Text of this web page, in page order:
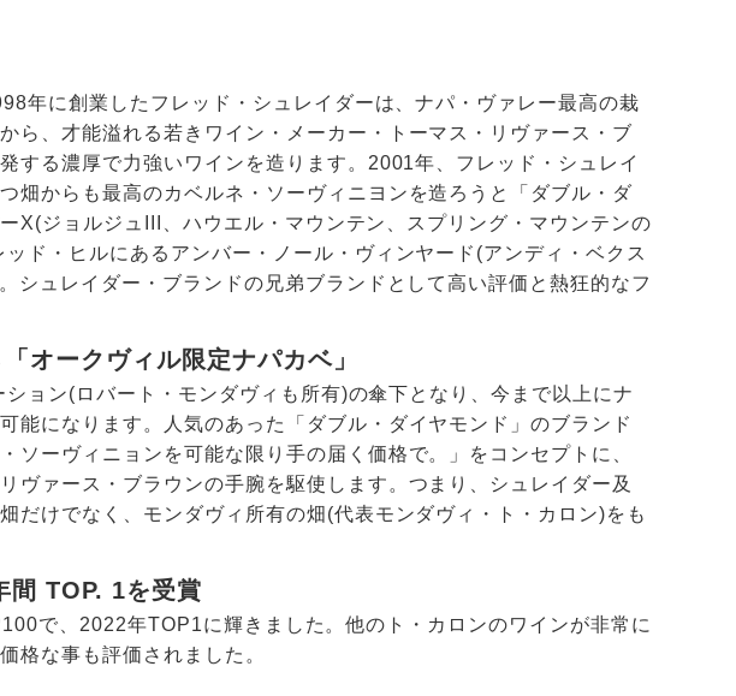
年に創業したフレッド・シュレイダーは、ナパ・ヴァレー最高の栽
ら、才能溢れる若きワイン・メーカー・トーマス・リヴァース・ブ
する濃厚で力強いワインを造ります。2001年、フレッド・シュレイ
畑からも最高のカベルネ・ソーヴィニヨンを造ろうと「ダブル・ダ
X(ジョルジュIII、ハウエル・マウンテン、スプリング・マウンテンの
ド・ヒルにあるアンバー・ノール・ヴィンヤード(アンディ・ベクス
シュレイダー・ブランドの兄弟ブランドとして高い評価と熱狂的なフ
オークヴィル限定ナパカベ」
ョン(ロバート・モンダヴィも所有)の傘下となり、今まで以上にナ
能になります。人気のあった「ダブル・ダイヤモンド」のブランド
ソーヴィニョンを可能な限り手の届く価格で。」をコンセプトに、
ヴァース・ブラウンの手腕を駆使します。つまり、シュレイダー及
だけでなく、モンダヴィ所有の畑(代表モンダヴィ・ト・カロン)をも
間 TOP. 1を受賞
で、2022年TOP1に輝きました。他のト・カロンのワインが非常に
格な事も評価されました。